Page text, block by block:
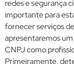
redes e segurança
importante para
fornecer serviços
apresentaremos um
CNPJ como
Primeiramente,